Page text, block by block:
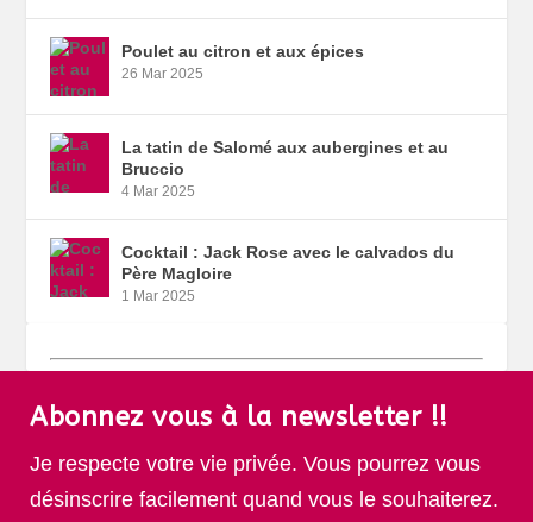
Poulet au citron et aux épices
26 Mar 2025
La tatin de Salomé aux aubergines et au
Bruccio
4 Mar 2025
Cocktail : Jack Rose avec le calvados du
Père Magloire
1 Mar 2025
Abonnez vous à la newsletter !!
Je respecte votre vie privée. Vous pourrez vous
désinscrire facilement quand vous le souhaiterez.